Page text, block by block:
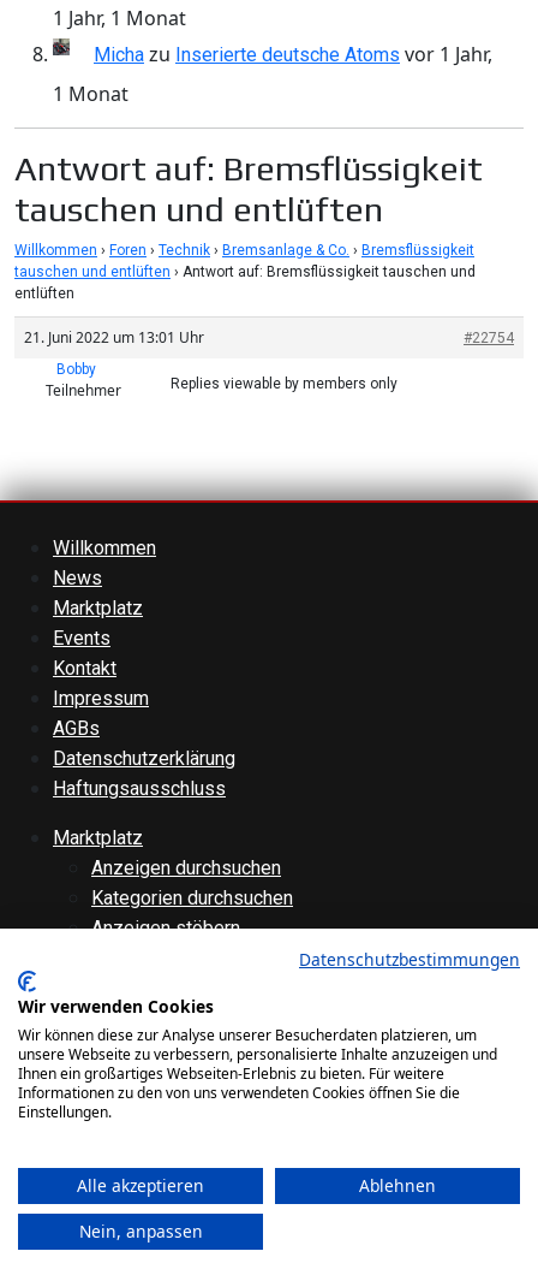
1 Jahr, 1 Monat
Micha zu Inserierte deutsche Atoms vor 1 Jahr,
1 Monat
Antwort auf: Bremsflüssigkeit
tauschen und entlüften
Willkommen › Foren › Technik › Bremsanlage & Co. › Bremsflüssigkeit
tauschen und entlüften › Antwort auf: Bremsflüssigkeit tauschen und
entlüften
21. Juni 2022 um 13:01 Uhr
#22754
Bobby
Teilnehmer Replies viewable by members only
Willkommen
News
Marktplatz
Events
Kontakt
Impressum
AGBs
Datenschutzerklärung
Haftungsausschluss
Marktplatz
Anzeigen durchsuchen
Kategorien durchsuchen
Anzeigen stöbern
Forenübersicht
Technik
Verschiedenes
Websiteinternes
Bilder
Videos
Datenschutzbestimmungen
Wir verwenden Cookies
Wir können diese zur Analyse unserer Besucherdaten platzieren, um
unsere Webseite zu verbessern, personalisierte Inhalte anzuzeigen und
Ihnen ein großartiges Webseiten-Erlebnis zu bieten. Für weitere
Informationen zu den von uns verwendeten Cookies öffnen Sie die
Einstellungen.
Alle akzeptieren
Ablehnen
Nein, anpassen